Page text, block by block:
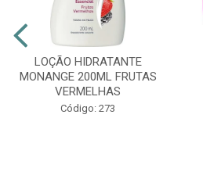
LOÇÃO HIDRATANTE
MONANGE 200ML FRUTAS
VERMELHAS
Código: 273